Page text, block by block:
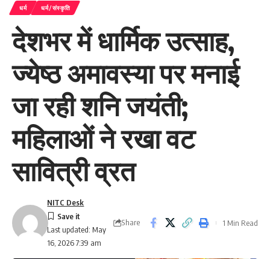
धर्म धर्म/संस्कृति
देशभर में धार्मिक उत्साह,
ज्येष्ठ अमावस्या पर मनाई
जा रही शनि जयंती;
महिलाओं ने रखा वट
सावित्री व्रत
Last updated: May
16, 2026 7:39 am
NITC Desk
Share 1 Min Read